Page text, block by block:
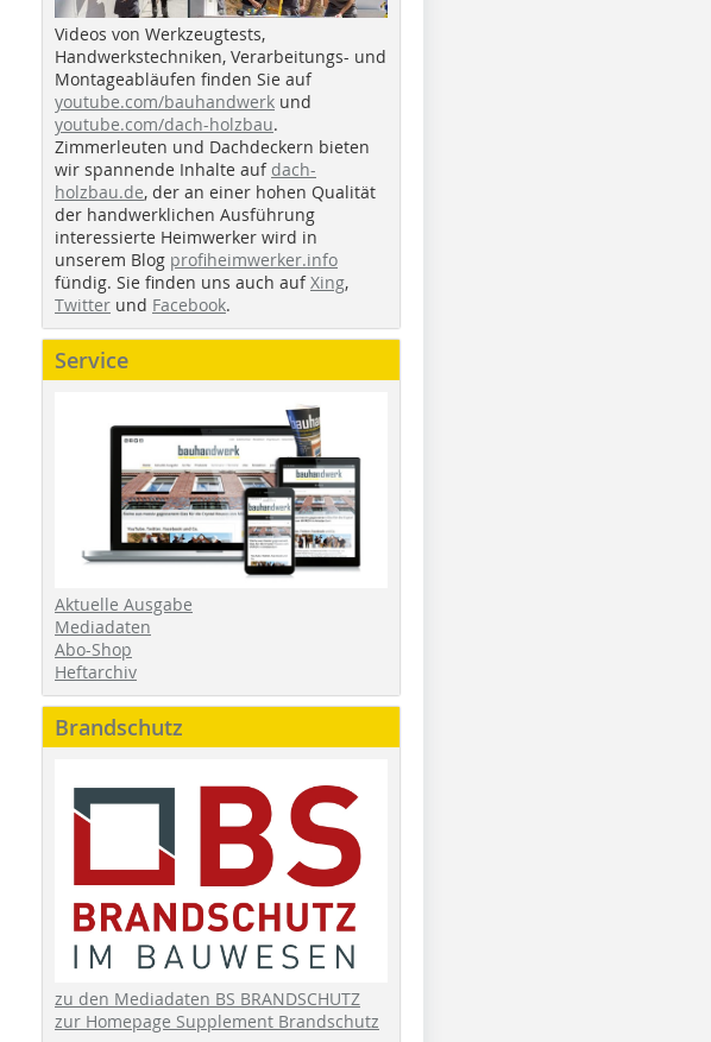
Videos von Werkzeugtests,
Handwerkstechniken, Verarbeitungs- und
Montageabläufen finden Sie auf
youtube.com/bauhandwerk und
youtube.com/dach-holzbau.
Zimmerleuten und Dachdeckern bieten
wir spannende Inhalte auf dach-
holzbau.de, der an einer hohen Qualität
der handwerklichen Ausführung
interessierte Heimwerker wird in
unserem Blog profiheimwerker.info
fündig. Sie finden uns auch aufXing,
Twitter und Facebook.
Service
Aktuelle Ausgabe
Mediadaten
Abo-Shop
Heftarchiv
Brandschutz
zu den Mediadaten BS BRANDSCHUTZ
zur Homepage Supplement Brandschutz